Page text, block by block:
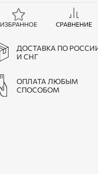
ИЗБРАННОЕ СРАВНЕНИЕ
ДОСТАВКА ПО
И СНГ
ОПЛАТА ЛЮБЫМ
СПОСОБОМ